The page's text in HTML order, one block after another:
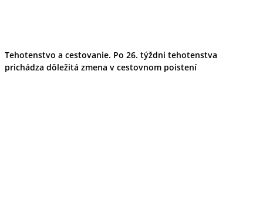
Podujatia
Výstava
Tehotenstvo a cestovanie. Po 26. týždni tehotenstva
prichádza dôležitá zmena v cestovnom poistení